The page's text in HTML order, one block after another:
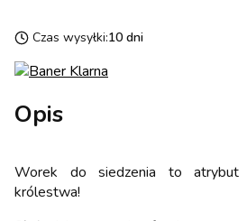
Czas wysyłki:10 dni
Opis
Worek do siedzenia to atrybut
królestwa!